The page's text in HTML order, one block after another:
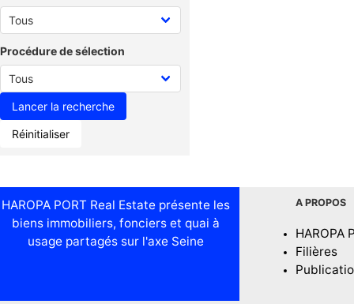
Procédure de sélection
Réinitialiser
HAROPA PORT Real Estate présente les
biens immobiliers, fonciers et quai à
usage partagés sur l'axe Seine
A PROPOS
HAROPA
Filières